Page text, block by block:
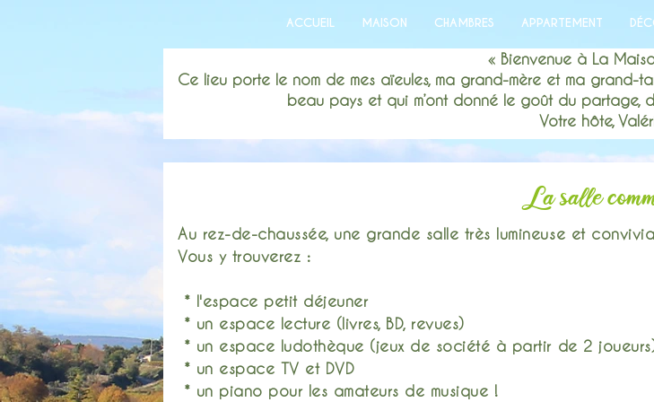
ACCUEIL MAISON CHAMBRES APPARTEMENT
« Bienvenue à La
Ce lieu porte le nom de mes aïeules, ma grand-mère et ma
beau pays et qui m’ont donné le goût du partage,
Votre hôte,
La salle
Au rez-de-chaussée, une grande salle très lumineuse et
Vous y trouverez :
* l'espace petit déjeuner
* un espace lecture (livres, BD, revues)
* un espace ludothèque (jeux de société à partir de 2
* un espace TV et DVD
* un piano pour les amateurs de musique !